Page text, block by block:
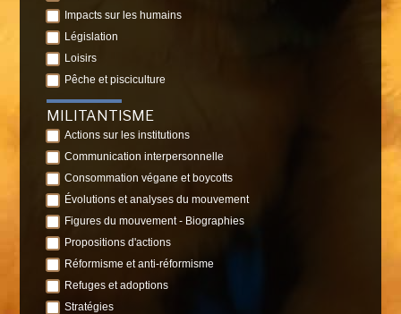
Impacts sur les humains
Législation
Loisirs
Pêche et pisciculture
MILITANTISME
Actions sur les institutions
Communication interpersonnelle
Consommation végane et boycotts
Évolutions et analyses du mouvement
Figures du mouvement - Biographies
Propositions d'actions
Réformisme et anti-réformisme
Refuges et adoptions
Stratégies